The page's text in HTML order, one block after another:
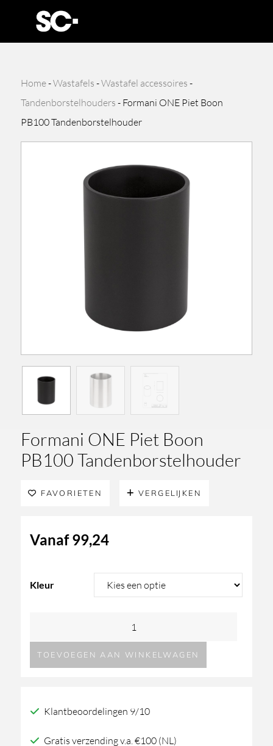
Home-Wastafels -Wastafel accessoires -
Tandenborstelhouders - Formani ONE Piet Boon
PB100 Tandenborstelhouder
Formani ONE Piet Boon
PB100 Tandenborstelhouder
FAVORIETEN VERGELIJKEN
Vanaf99,24
Kleur
ONE
Piet
Tandenborstelhouder
aantal
TOEVOEGEN AAN WINKELWAGEN
Klantbeoordelingen 9/10
Gratis verzending v.a. €100 (NL)